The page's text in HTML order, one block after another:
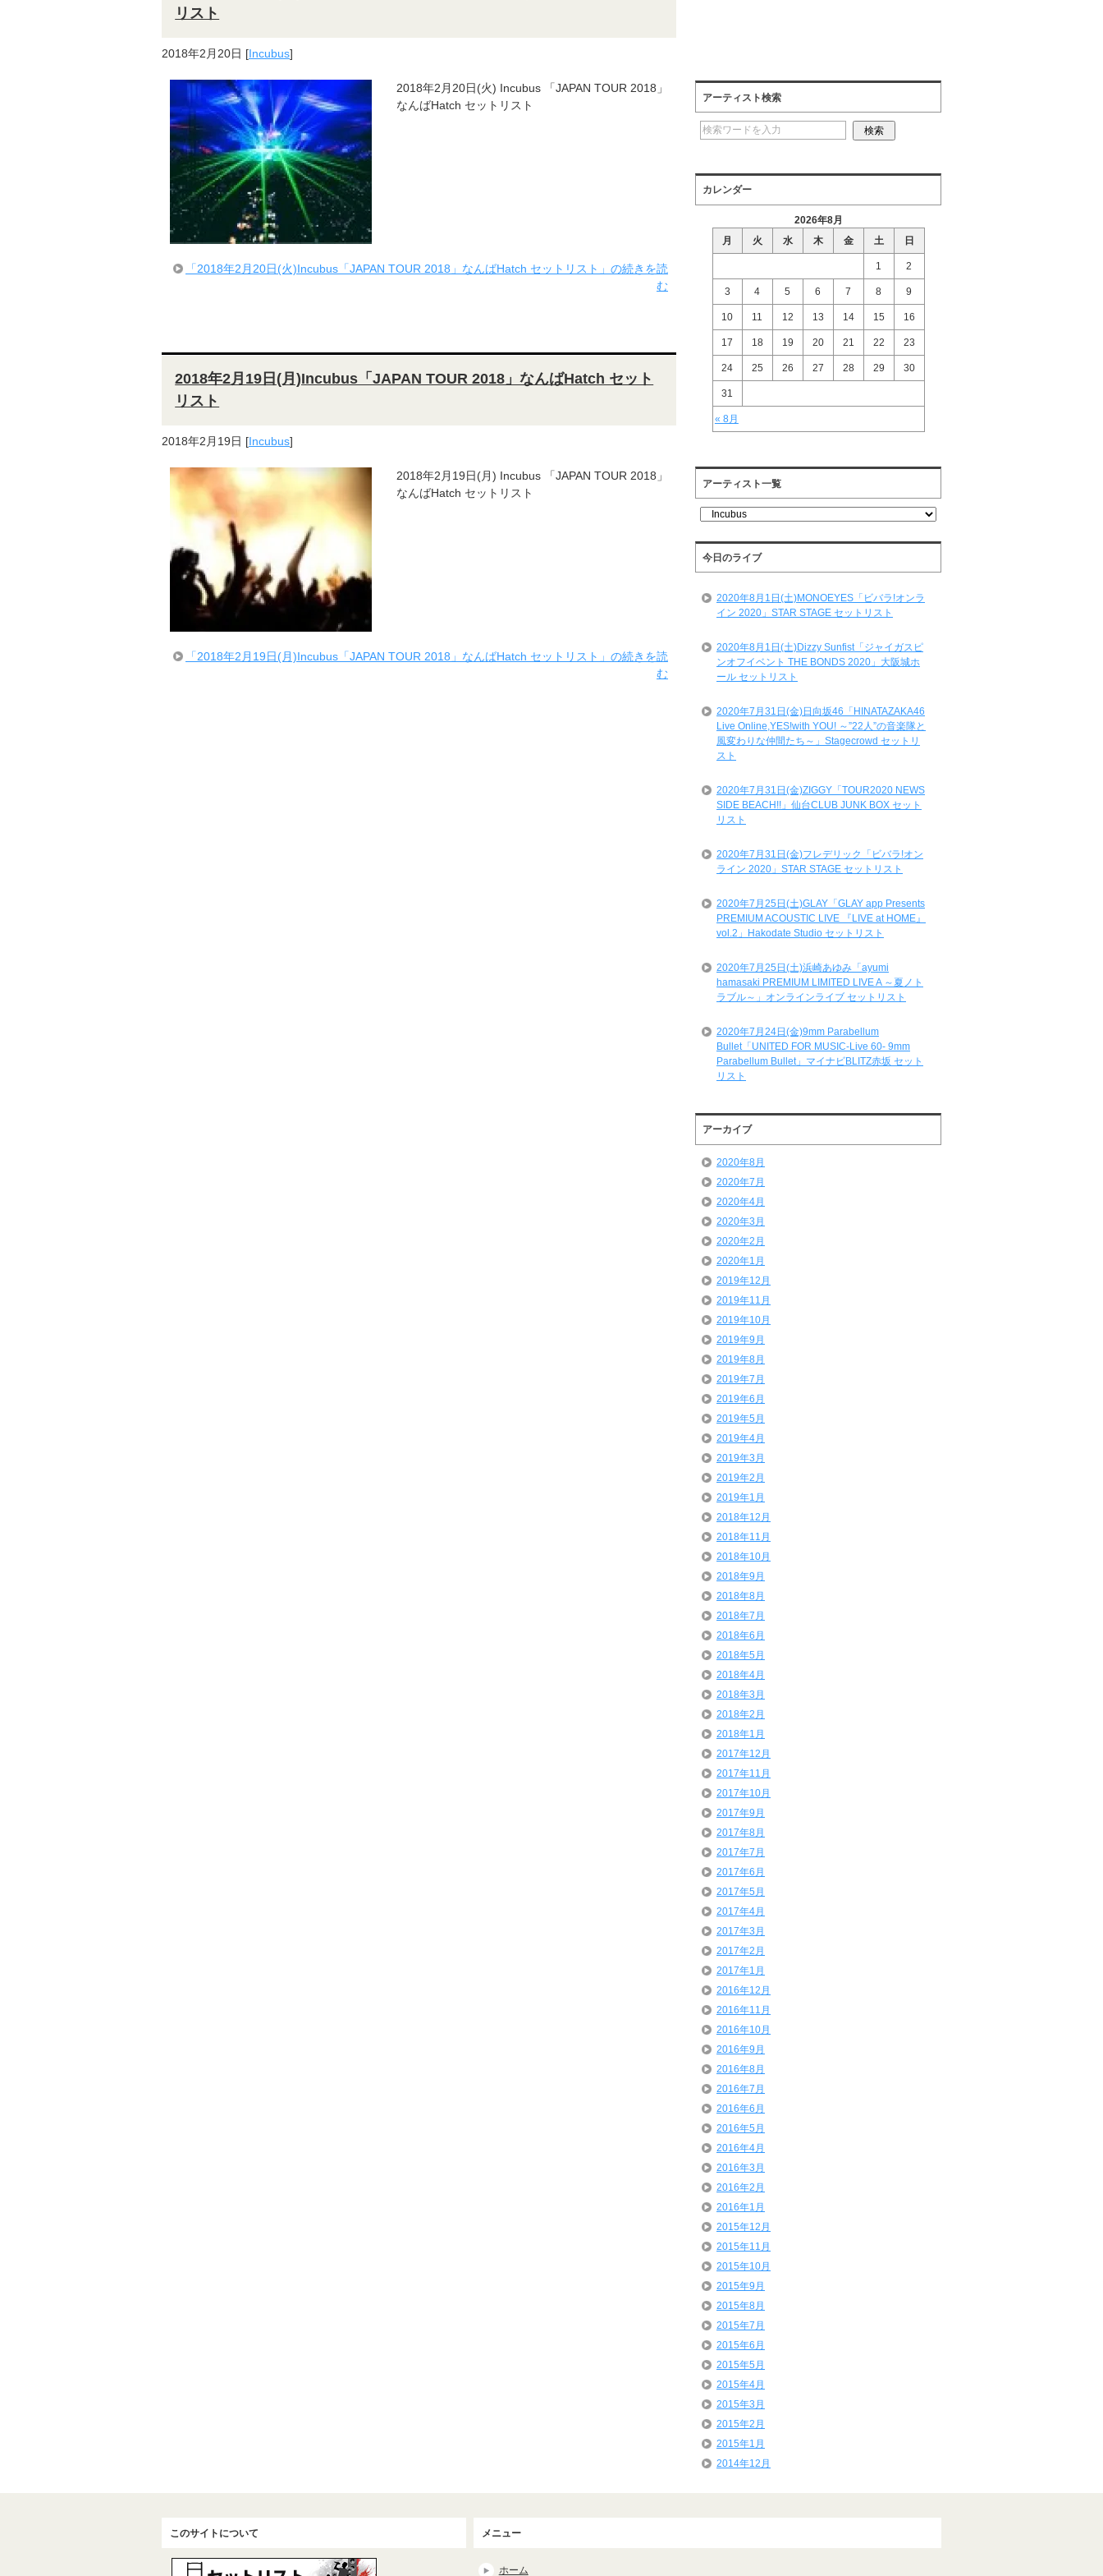
リスト
2018年2月20日 [Incubus]
2018年2月20日(火) Incubus 「JAPAN TOUR 2018」
なんばHatch セットリスト
「2018年2月20日(火)Incubus「JAPAN TOUR 2018」なんばHatch セットリスト」の続きを読
む
2018年2月19日(月)Incubus「JAPAN TOUR 2018」なんばHatch セット
リスト
2018年2月19日 [Incubus]
2018年2月19日(月) Incubus 「JAPAN TOUR 2018」
なんばHatch セットリスト
「2018年2月19日(月)Incubus「JAPAN TOUR 2018」なんばHatch セットリスト」の続きを読
む
アーティスト検索
カレンダー
2026年8月
月
火 水 木 金 土 日
« 8月
1 2
3 4 5 6 7 8 9
10 11 12 13 14 15 16
17 18 19 20 21 22 23
24 25 26 27 28 29 30
31
アーティスト一覧
テ
ィ
ス
一
今日のライブ
2020年8月1日(土)MONOEYES「ビバラ!オンラ
イン 2020」STAR STAGE セットリスト
2020年8月1日(土)Dizzy Sunfist「ジャイガスピ
ンオフイベント THE BONDS 2020」大阪城ホ
ール セットリスト
2020年7月31日(金)日向坂46「HINATAZAKA46
Live Online,YES!with YOU! ～”22人”の音楽隊と
風変わりな仲間たち～」Stagecrowd セットリ
スト
2020年7月31日(金)ZIGGY「TOUR2020 NEWS
SIDE BEACH!!」仙台CLUB JUNK BOX セット
リスト
2020年7月31日(金)フレデリック「ビバラ!オン
ライン 2020」STAR STAGE セットリスト
2020年7月25日(土)GLAY「GLAY app Presents
PREMIUM ACOUSTIC LIVE 『LIVE at HOME』
vol.2」Hakodate Studio セットリスト
2020年7月25日(土)浜崎あゆみ「ayumi
hamasaki PREMIUM LIMITED LIVE A ～夏ノト
ラブル～」オンラインライブ セットリスト
2020年7月24日(金)9mm Parabellum
Bullet「UNITED FOR MUSIC-Live 60- 9mm
Parabellum Bullet」マイナビBLITZ赤坂 セット
リスト
アーカイブ
2020年8月
2020年7月
2020年4月
2020年3月
2020年2月
2020年1月
2019年12月
2019年11月
2019年10月
2019年9月
2019年8月
2019年7月
2019年6月
2019年5月
2019年4月
2019年3月
2019年2月
2019年1月
2018年12月
2018年11月
2018年10月
2018年9月
2018年8月
2018年7月
2018年6月
2018年5月
2018年4月
2018年3月
2018年2月
2018年1月
2017年12月
2017年11月
2017年10月
2017年9月
2017年8月
2017年7月
2017年6月
2017年5月
2017年4月
2017年3月
2017年2月
2017年1月
2016年12月
2016年11月
2016年10月
2016年9月
2016年8月
2016年7月
2016年6月
2016年5月
2016年4月
2016年3月
2016年2月
2016年1月
2015年12月
2015年11月
2015年10月
2015年9月
2015年8月
2015年7月
2015年6月
2015年5月
2015年4月
2015年3月
2015年2月
2015年1月
2014年12月
このサイトについて メニュー
ホーム